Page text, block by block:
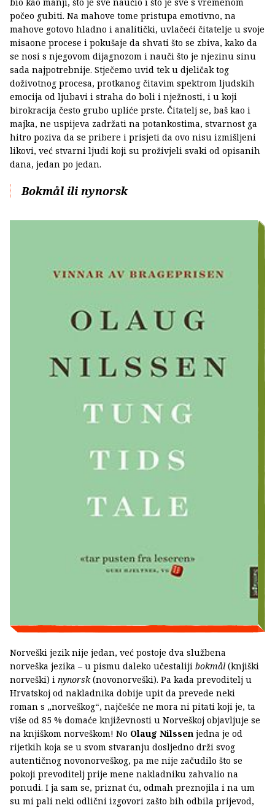
počeo gubiti. Na mahove tome pristupa emotivno, na
mahove gotovo hladno i analitički, uvlačeći čitatelje u svoje
misaone procese i pokušaje da shvati što se zbiva, kako da
se nosi s njegovom dijagnozom i nauči što je njezinu sinu
sada najpotrebnije. Stječemo uvid tek u djeličak tog
doživotnog procesa, protkanog čitavim spektrom ljudskih
emocija od ljubavi i straha do boli i nježnosti, i u koji
birokracija često grubo upliće prste. Čitatelj se, baš kao i
majka, ne uspijeva zadržati na potankostima, stvarnost ga
hitro poziva da se pribere i prisjeti da ovo nisu izmišljeni
likovi, već stvarni ljudi koji su proživjeli svaki od opisanih
dana, jedan po jedan.
Bokmål ili nynorsk
Norveški jezik nije jedan, već postoje dva službena
norveška jezika – u pismu daleko učestaliji bokmål (knjiški
norveški) i nynorsk(novonorveški). Pa kada prevoditelj u
Hrvatskoj od nakladnika dobije upit da prevede neki
roman s „norveškog“, najčešće ne mora ni pitati koji je, ta
više od 85 % domaće književnosti u Norveškoj objavljuje se
na knjiškom norveškom! No Olaug Nilssen jedna je od
rijetkih koja se u svom stvaranju dosljedno drži svog
autentičnog novonorveškog, pa me nije začudilo što se
pokoji prevoditelj prije mene nakladniku zahvalio na
ponudi. I ja sam se, priznat ću, odmah preznojila i na um
su mi pali neki odlični izgovori zašto bih odbila prijevod,